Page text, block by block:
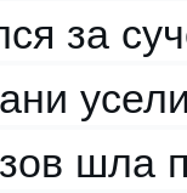
за
шла